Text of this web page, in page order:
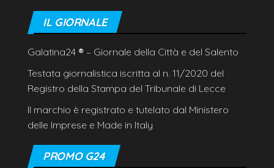
IL GIORNALE
Galatina24 ® – Giornale della Città e del Salento
Testata giornalistica iscritta al n. 11/2020 del
Registro della Stampa del Tribunale di Lecce
Il marchio è registrato e tutelato dal Ministero
delle Imprese e Made in Italy
PROMO G24